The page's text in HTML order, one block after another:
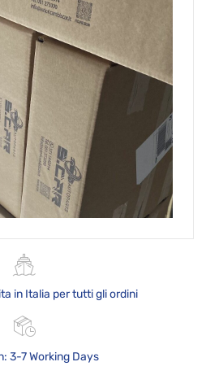
in Italia per tutti gli ordini
3-7 Working Days